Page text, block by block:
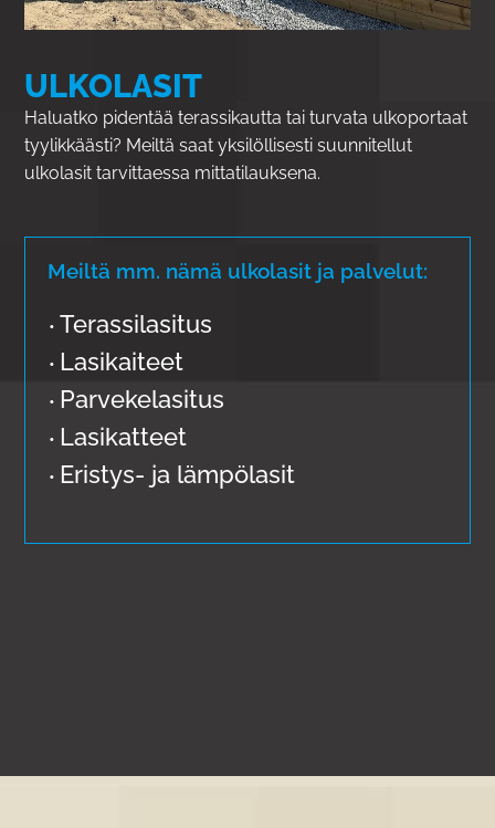
ULKOLASIT
Haluatko pidentää terassikautta tai turvata ulkoportaat
tyylikkäästi? Meiltä saat yksilöllisesti suunnitellut
ulkolasit tarvittaessa mittatilauksena.
Meiltä mm. nämä ulkolasit ja palvelut:
• Terassilasitus
• Lasikaiteet
• Parvekelasitus
• Lasikatteet
• Eristys- ja lämpölasit